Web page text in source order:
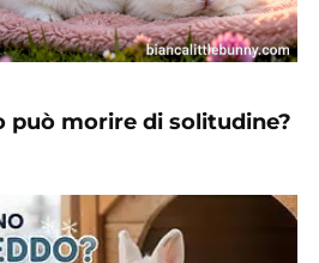
può morire di solitudine?